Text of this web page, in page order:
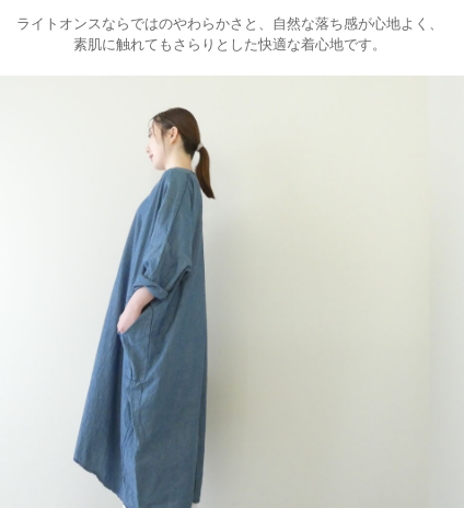
ライトオンスならではのやわらかさと、自然な落ち感が心地よく、
素肌に触れてもさらりとした快適な着心地です。